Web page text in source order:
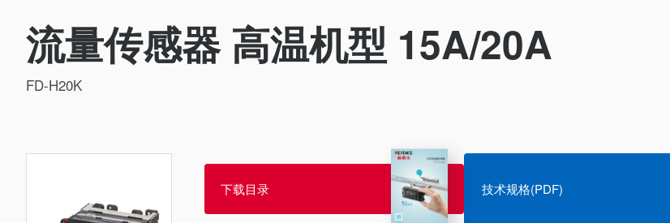
流量传感器 高温机型 15A/20A
FD-H20K
下载目录 技术规格(PDF)